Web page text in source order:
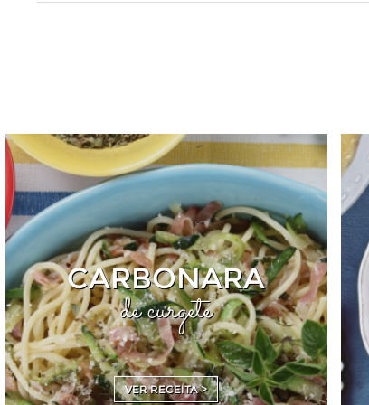
CARBONARA
de curgete
VER RECEITA >